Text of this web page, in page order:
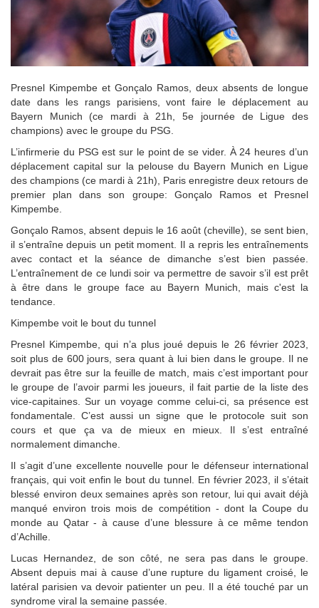
Presnel Kimpembe et Gonçalo Ramos, deux absents de longue
date dans les rangs parisiens, vont faire le déplacement au
Bayern Munich (ce mardi à 21h, 5e journée de Ligue des
champions) avec le groupe du PSG.
L’infirmerie du PSG est sur le point de se vider. À 24 heures d’un
déplacement capital sur la pelouse du Bayern Munich en Ligue
des champions (ce mardi à 21h), Paris enregistre deux retours de
premier plan dans son groupe: Gonçalo Ramos et Presnel
Kimpembe.
Gonçalo Ramos, absent depuis le 16 août (cheville), se sent bien,
il s’entraîne depuis un petit moment. Il a repris les entraînements
avec contact et la séance de dimanche s’est bien passée.
L’entraînement de ce lundi soir va permettre de savoir s’il est prêt
à être dans le groupe face au Bayern Munich, mais c'est la
tendance.
Kimpembe voit le bout du tunnel
Presnel Kimpembe, qui n’a plus joué depuis le 26 février 2023,
soit plus de 600 jours, sera quant à lui bien dans le groupe. Il ne
devrait pas être sur la feuille de match, mais c’est important pour
le groupe de l’avoir parmi les joueurs, il fait partie de la liste des
vice-capitaines. Sur un voyage comme celui-ci, sa présence est
fondamentale. C’est aussi un signe que le protocole suit son
cours et que ça va de mieux en mieux. Il s’est entraîné
normalement dimanche.
Il s’agit d’une excellente nouvelle pour le défenseur international
français, qui voit enfin le bout du tunnel. En février 2023, il s’était
blessé environ deux semaines après son retour, lui qui avait déjà
manqué environ trois mois de compétition - dont la Coupe du
monde au Qatar - à cause d’une blessure à ce même tendon
d’Achille.
Lucas Hernandez, de son côté, ne sera pas dans le groupe.
Absent depuis mai à cause d’une rupture du ligament croisé, le
latéral parisien va devoir patienter un peu. Il a été touché par un
syndrome viral la semaine passée.